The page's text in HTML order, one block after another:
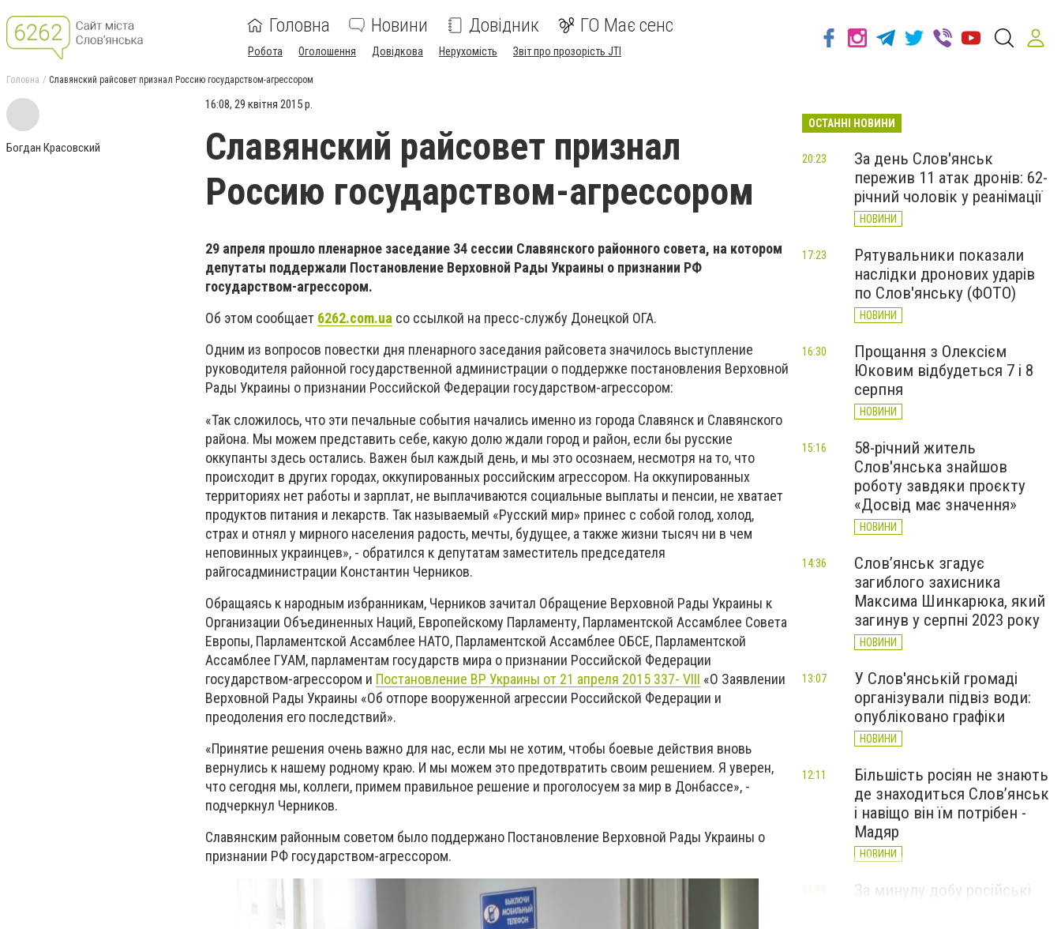
Головна Новини Довідник ГО Має сенс
Робота Оголошення Довідкова Нерухомість Звіт про прозорість JTI
Головна Славянский райсовет признал Россию государством-агрессором
Богдан Красовский
16:08, 29 квітня 2015 р.
Славянский райсовет признал
Россию государством-агрессором
29 апреля прошло пленарное заседание 34 сессии Славянского районного совета, на котором
депутаты поддержали Постановление Верховной Рады Украины о признании РФ
государством-агрессором.
Об этом сообщает 6262.com.ua со ссылкой на пресс-службу Донецкой ОГА.
Одним из вопросов повестки дня пленарного заседания райсовета значилось выступление
руководителя районной государственной администрации о поддержке постановления Верховной
Рады Украины о признании Российской Федерации государством-агрессором:
«Так сложилось, что эти печальные события начались именно из города Славянск и Славянского
района. Мы можем представить себе, какую долю ждали город и район, если бы русские
оккупанты здесь остались. Важен был каждый день, и мы это осознаем, несмотря на то, что
происходит в других городах, оккупированных российским агрессором. На оккупированных
территориях нет работы и зарплат, не выплачиваются социальные выплаты и пенсии, не хватает
продуктов питания и лекарств. Так называемый «Русский мир» принес с собой голод, холод,
страх и отнял у мирного населения радость, мечты, будущее, а также жизни тысяч ни в чем
неповинных украинцев», - обратился к депутатам заместитель председателя
райгосадминистрации Константин Черников.
Обращаясь к народным избранникам, Черников зачитал Обращение Верховной Рады Украины к
Организации Объединенных Наций, Европейскому Парламенту, Парламентской Ассамблее Совета
Европы, Парламентской Ассамблее НАТО, Парламентской Ассамблее ОБСЕ, Парламентской
Ассамблее ГУАМ, парламентам государств мира о признании Российской Федерации
государством-агрессором и Постановление ВР Украины от 21 апреля 2015 337- VІІІ «О Заявлении
Верховной Рады Украины «Об отпоре вооруженной агрессии Российской Федерации и
преодоления его последствий».
«Принятие решения очень важно для нас, если мы не хотим, чтобы боевые действия вновь
вернулись к нашему родному краю. И мы можем это предотвратить своим решением. Я уверен,
что сегодня мы, коллеги, примем правильное решение и проголосуем за мир в Донбассе», -
подчеркнул Черников.
Славянским районным советом было поддержано Постановление Верховной Рады Украины о
признании РФ государством-агрессором.
ОСТАННІ НОВИНИ
За день Слов'янськ
пережив 11 атак дронів: 62-
річний чоловік у реанімації
НОВИНИ
20:23
Рятувальники показали
наслідки дронових ударів
по Слов'янську (ФОТО)
НОВИНИ
17:23
Прощання з Олексієм
Юковим відбудеться 7 і 8
серпня
НОВИНИ
16:30
58-річний житель
Слов'янська знайшов
роботу завдяки проєкту
«Досвід має значення»
НОВИНИ
15:16
Слов’янськ згадує
загиблого захисника
Максима Шинкарюка, який
загинув у серпні 2023 року
НОВИНИ
14:36
У Слов'янській громаді
організували підвіз води:
опубліковано графіки
НОВИНИ
13:07
Більшість росіян не знають
де знаходиться Слов’янськ
і навіщо він їм потрібен -
Мадяр
НОВИНИ
12:11
За минулу добу російські
11:09